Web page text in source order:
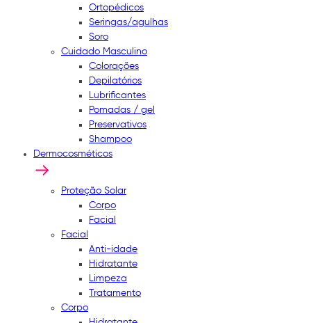
Ortopédicos
Seringas/agulhas
Soro
Cuidado Masculino
Colorações
Depilatórios
Lubrificantes
Pomadas / gel
Preservativos
Shampoo
Dermocosméticos
Proteção Solar
Corpo
Facial
Facial
Anti-idade
Hidratante
Limpeza
Tratamento
Corpo